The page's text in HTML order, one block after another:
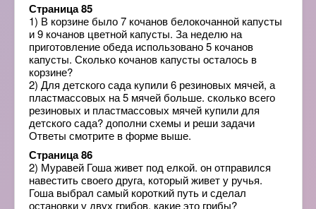
Страница 85
1) В корзине было 7 кочанов белокочанной капусты
и 9 кочанов цветной капусты. За неделю на
приготовление обеда использовано 5 кочанов
капусты. Сколько кочанов капусты осталось в
корзине?
2) Для детского сада купили 6 резиновых мячей, а
пластмассовых на 5 мячей больше. сколько всего
резиновых и пластмассовых мячей купили для
детского сада? дополни схемы и реши задачи
Ответы смотрите в форме выше.
Страница 86
2) Муравей Гоша живет под елкой. он отправился
навестить своего друга, который живет у ручья.
Гоша выбрал самый короткий путь и сделал
остановки у двух грибов. какие это грибы?